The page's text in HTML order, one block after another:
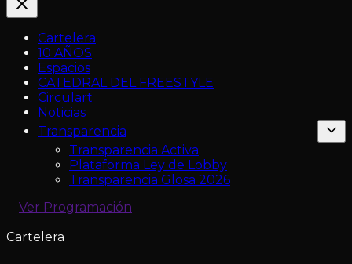
Cartelera
10 AÑOS
Espacios
CATEDRAL DEL FREESTYLE
Circulart
Noticias
Transparencia
Transparencia Activa
Plataforma Ley de Lobby
Transparencia Glosa 2026
Ver Programación
Cartelera